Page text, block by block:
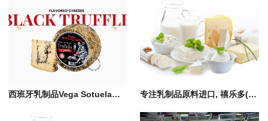
西班牙乳制品Vega Sotuelamos曼彻格羊奶酪芝士|进口食品中国代理招商火热开启 专注乳制品原料进口, 禧乐多(北京)贸易有限公司赋能乳品产业高质量发展